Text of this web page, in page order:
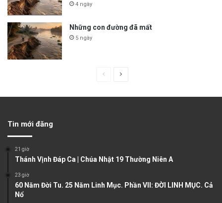
4 ngày
Những con đường đã mất
5 ngày
u
g
Tin mới đăng
21 giờ
Thánh Vịnh Đáp Ca | Chúa Nhật 19 Thường Niên A
23 giờ
60 Năm Đời Tu. 25 Năm Linh Mục. Phần VII: ĐỜI LINH MỤC. Cả
Nổ